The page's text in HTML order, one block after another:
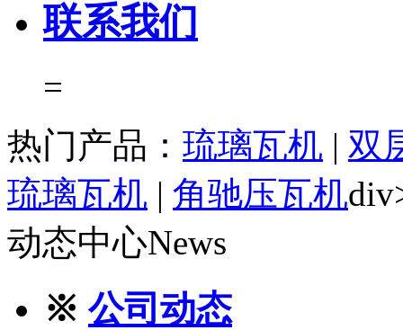
联系我们
=
热门产品： 琉璃瓦机 | 双
琉璃瓦机 | 角驰压瓦机
动态中心News
※公司动态